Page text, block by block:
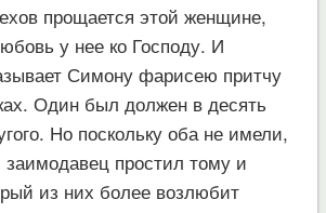
прощается этой женщине,
у нее ко Господу. И
Симону фарисею притчу
Один был должен в десять
Но поскольку оба не имели,
заимодавец простил тому и
из них более возлюбит